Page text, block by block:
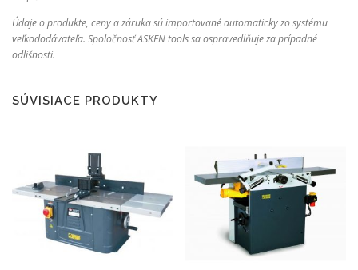
Údaje o produkte, ceny a záruka sú importované automaticky zo systému
veľkododávateľa. Spoločnosť ASKEN tools sa ospravedlňuje za prípadné
odlišnosti.
SÚVISIACE PRODUKTY